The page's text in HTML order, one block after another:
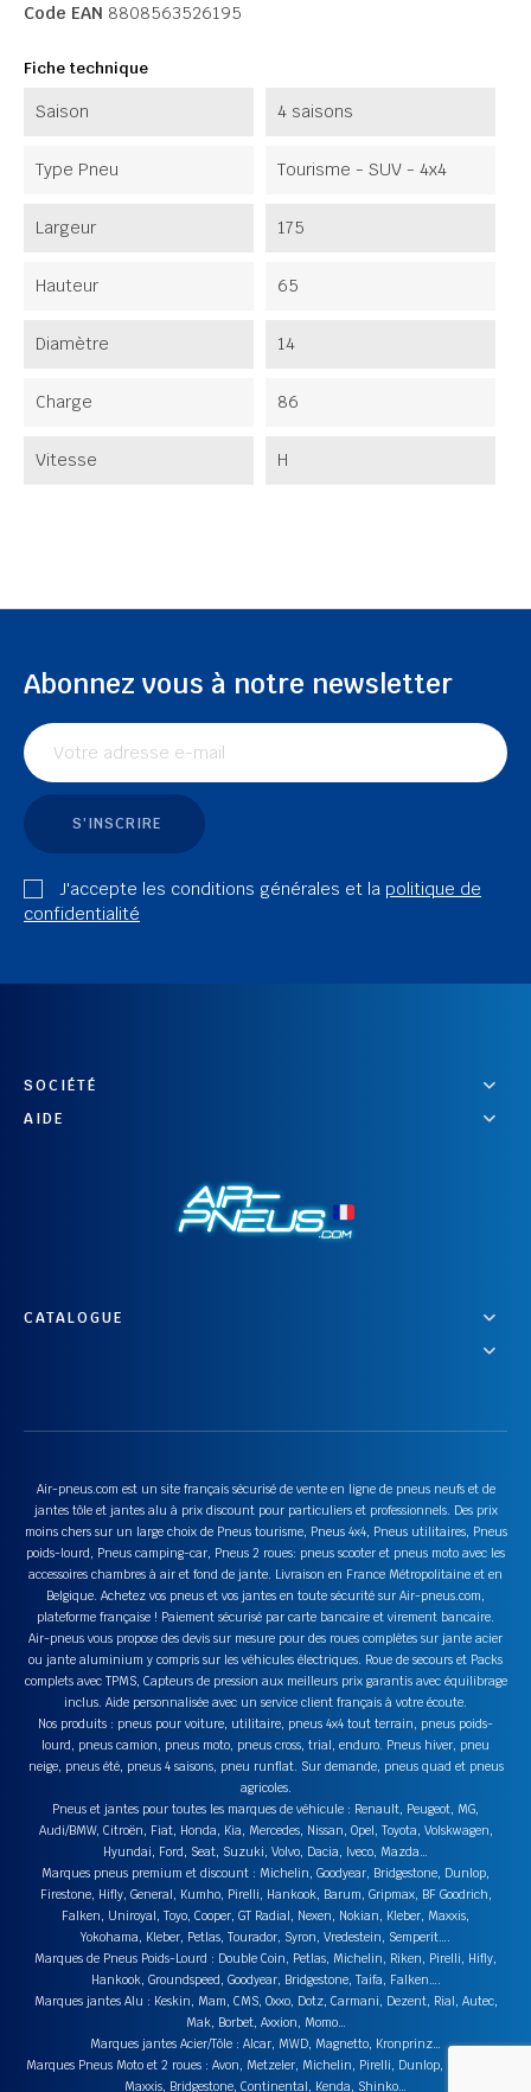
Code EAN 8808563526195
Fiche technique
Saison 4 saisons
Type Pneu Tourisme - SUV - 4x4
Largeur 175
Hauteur 65
Diamètre 14
Charge 86
Vitesse H
Abonnez vous à notre newsletter
S'INSCRIRE
J'accepte les conditions générales et la politique de
confidentialité
SOCIÉTÉ
AIDE
CATALOGUE
Air-pneus.com est un site français sécurisé de vente en ligne de pneus neufs et de
jantes tôle et jantes alu à prix discount pour particuliers et professionnels. Des prix
moins chers sur un large choix de Pneus tourisme, Pneus 4x4, Pneus utilitaires, Pneus
poids-lourd, Pneus camping-car, Pneus 2 roues: pneus scooter et pneus moto avec les
accessoires chambres à air et fond de jante. Livraison en France Métropolitaine et en
Belgique. Achetez vos pneus et vos jantes en toute sécurité sur Air-pneus.com,
plateforme française ! Paiement sécurisé par carte bancaire et virement bancaire.
Air-pneus vous propose des devis sur mesure pour des roues complètes sur jante acier
ou jante aluminium y compris sur les véhicules électriques. Roue de secours et Packs
complets avec TPMS, Capteurs de pression aux meilleurs prix garantis avec équilibrage
inclus. Aide personnalisée avec un service client français à votre écoute.
Nos produits : pneus pour voiture, utilitaire, pneus 4x4 tout terrain, pneus poids-
lourd, pneus camion, pneus moto, pneus cross, trial, enduro. Pneus hiver, pneu
neige, pneus été, pneus 4 saisons, pneu runflat. Sur demande, pneus quad et pneus
agricoles.
Pneus et jantes pour toutes les marques de véhicule : Renault, Peugeot, MG,
Audi/BMW, Citroën, Fiat, Honda, Kia, Mercedes, Nissan, Opel, Toyota, Volskwagen,
Hyundai, Ford, Seat, Suzuki, Volvo, Dacia, Iveco, Mazda…
Marques pneus premium et discount : Michelin, Goodyear, Bridgestone, Dunlop,
Firestone, Hifly, General, Kumho, Pirelli, Hankook, Barum, Gripmax, BF Goodrich,
Falken, Uniroyal, Toyo, Cooper, GT Radial, Nexen, Nokian, Kleber, Maxxis,
Yokohama, Kleber, Petlas, Tourador, Syron, Vredestein, Semperit….
Marques de Pneus Poids-Lourd : Double Coin, Petlas, Michelin, Riken, Pirelli, Hifly,
Hankook, Groundspeed, Goodyear, Bridgestone, Taifa, Falken….
Marques jantes Alu : Keskin, Mam, CMS, Oxxo, Dotz, Carmani, Dezent, Rial, Autec,
Mak, Borbet, Axxion, Momo…
Marques jantes Acier/Tôle : Alcar, MWD, Magnetto, Kronprinz…
Marques Pneus Moto et 2 roues : Avon, Metzeler, Michelin, Pirelli, Dunlop, Heidenau,
Maxxis, Bridgestone, Continental, Kenda, Shinko…